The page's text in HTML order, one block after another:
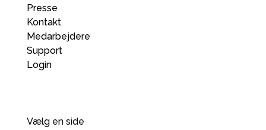
Presse
Kontakt
Medarbejdere
Support
Login
Vælg en side